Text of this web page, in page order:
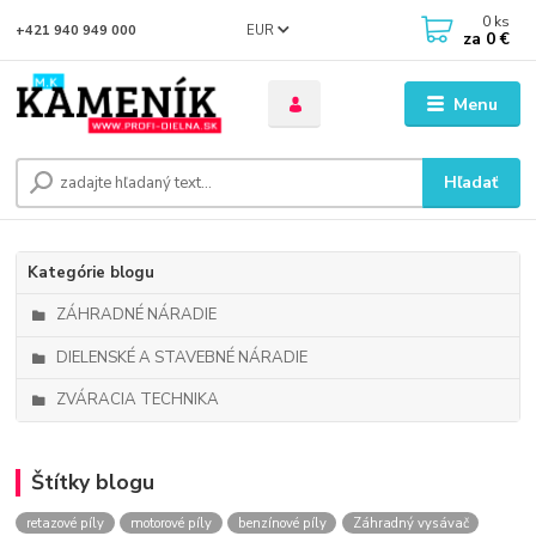
Menu
EUR
Hľadať
+421 940 949 000 0 ks
za 0 €
Kategórie blogu
ZÁHRADNÉ NÁRADIE
DIELENSKÉ A STAVEBNÉ NÁRADIE
ZVÁRACIA TECHNIKA
Štítky blogu
retazové píly motorové píly benzínové píly
Záhradný vysávač